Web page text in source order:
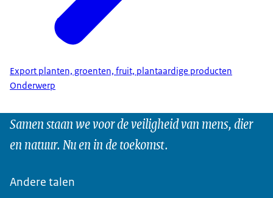
Export planten, groenten, fruit, plantaardige producten
Onderwerp
Samen staan we voor de veiligheid van mens, dier
en natuur. Nu en in de toekomst.
Andere talen